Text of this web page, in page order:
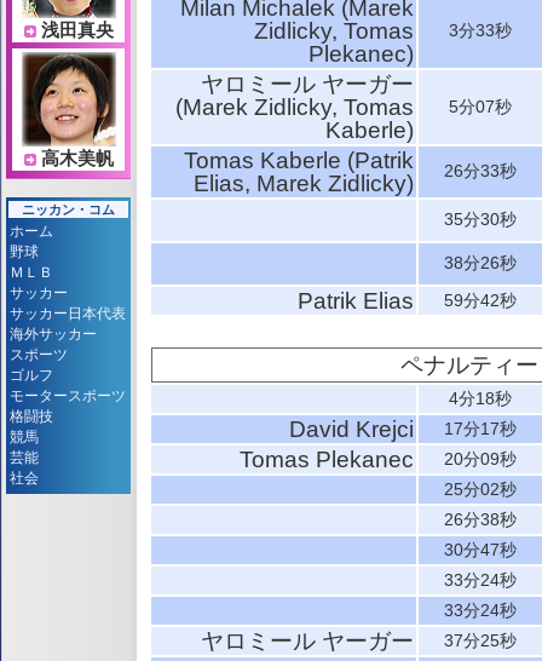
Milan Michalek (Marek
Zidlicky, Tomas
Plekanec)
3分33秒
ヤロミール ヤーガー
(Marek Zidlicky, Tomas
Kaberle)
5分07秒
Tomas Kaberle (Patrik
Elias, Marek Zidlicky)
26分33秒
35分30秒
38分26秒
Patrik Elias 59分42秒
ペナルティー
4分18秒
David Krejci 17分17秒
Tomas Plekanec
20分09秒
25分02秒
26分38秒
30分47秒
33分24秒
33分24秒
ヤロミール ヤーガー
37分25秒
浅田真央
高木美帆
ニッカン・コム
ホーム
野球
ＭＬＢ
サッカー
サッカー日本代表
海外サッカー
スポーツ
ゴルフ
モータースポーツ
格闘技
競馬
芸能
社会